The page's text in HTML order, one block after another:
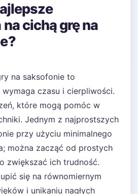
cichą grę na
na saksofonie to
czasu i cierpliwości.
które mogą pomóc w
Jednym z najprostszych
przy użyciu minimalnego
można zacząć od prostych
zwiększać ich trudność.
się na równomiernym
i unikaniu nagłych